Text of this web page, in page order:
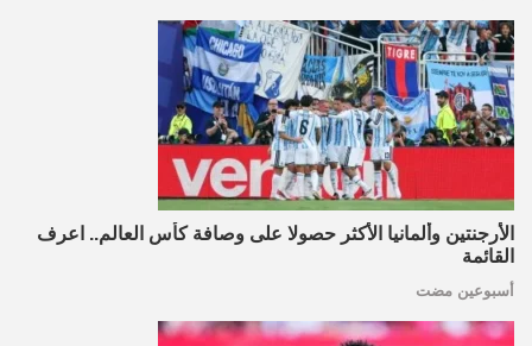
الأرجنتين وألمانيا الأكثر حصولا على وصافة كأس العالم.. اعرف
القائمة
أسبوعين مضت